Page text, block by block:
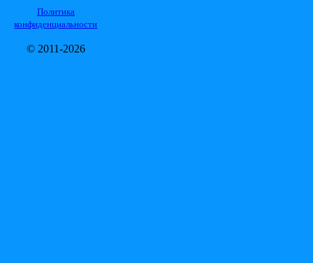
Политика
конфиденциальности
© 2011-2026